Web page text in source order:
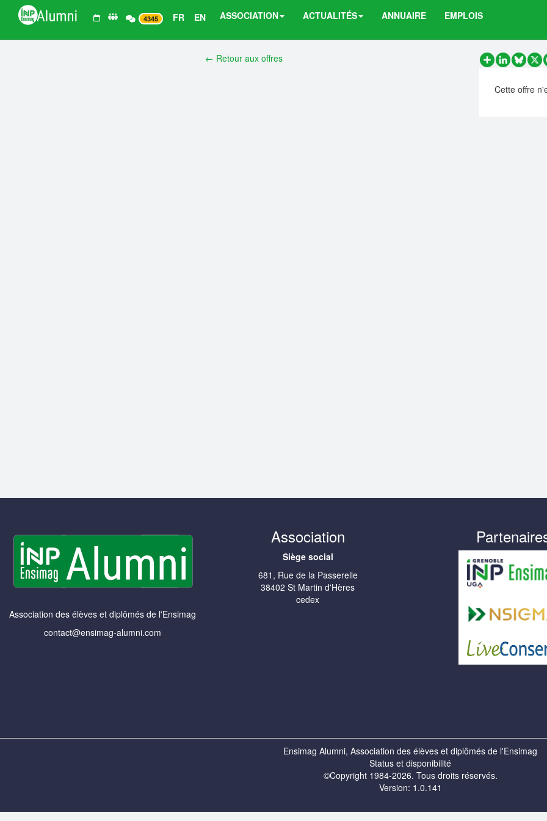
4345 FR EN ASSOCIATION ACTUALITÉS ANNUAIRE EMPLOIS
← Retour aux offres
PartagerLinkedInX
Cette offre
Association des élèves et diplômés de l'Ensimag
contact@ensimag-alumni.com
Association
Siège social
681, Rue de la Passerelle
38402 St Martin d'Hères
cedex
Ensimag Alumni, Association des élèves et diplômés de l'Ensimag
Status et disponibilité
©Copyright 1984-2026. Tous droits réservés.
Version: 1.0.141